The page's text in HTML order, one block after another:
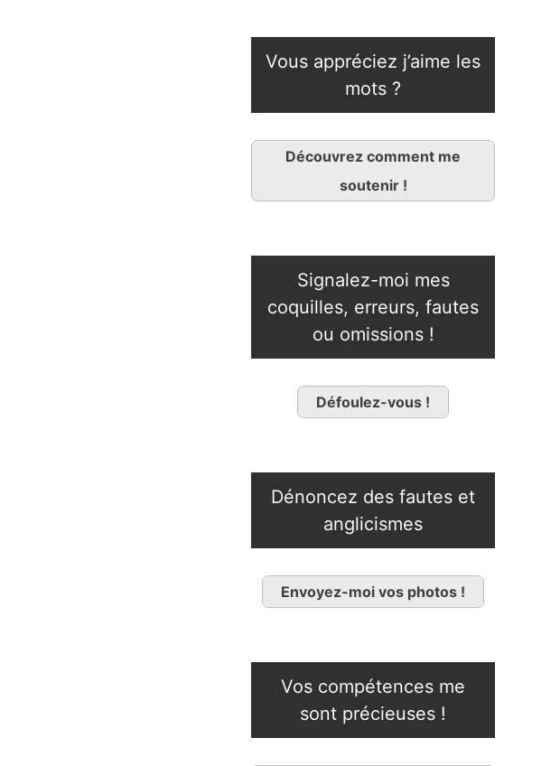
Vous appréciez j’aime les
mots ?
Découvrez comment me
soutenir !
Signalez-moi mes
coquilles, erreurs, fautes
ou omissions !
Défoulez-vous !
Dénoncez des fautes et
anglicismes
Envoyez-moi vos photos !
Vos compétences me
sont précieuses !